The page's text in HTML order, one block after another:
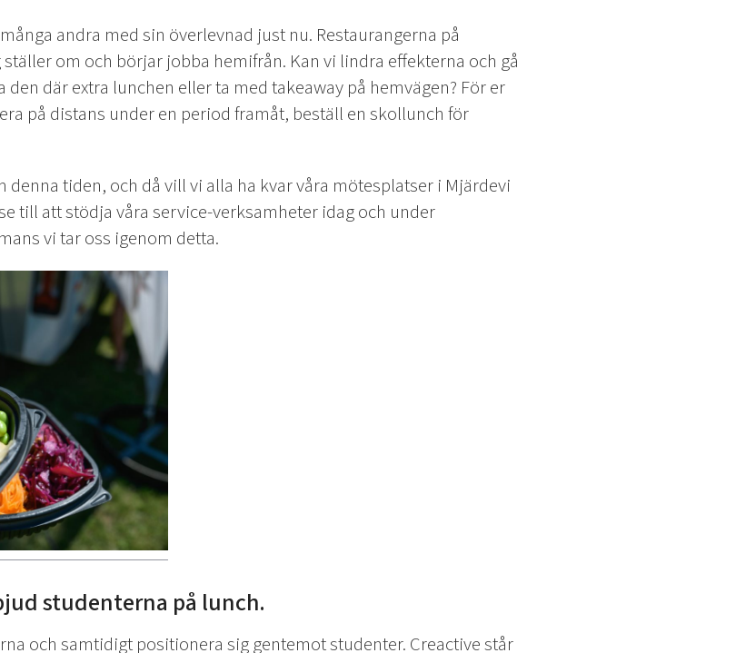
andra med sin överlevnad just nu. Restaurangerna på
om och börjar jobba hemifrån. Kan vi lindra effekterna och gå
där extra lunchen eller ta med takeaway på hemvägen? För er
på distans under en period framåt, beställ en skollunch för
denna tiden, och då vill vi alla ha kvar våra mötesplatser i Mjärdevi
till att stödja våra service-verksamheter idag och under
vi tar oss igenom detta.
studenterna på lunch.
och samtidigt positionera sig gentemot studenter. Creactive står